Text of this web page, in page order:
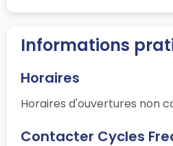
Informations
Horaires
Horaires d'ouvertures non
Contacter Cycles